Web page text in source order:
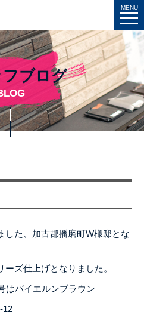
ブログ
した、加古郡播磨町W様邸とな
ズ仕上げとなりました。
はバイエルンブラウン
12